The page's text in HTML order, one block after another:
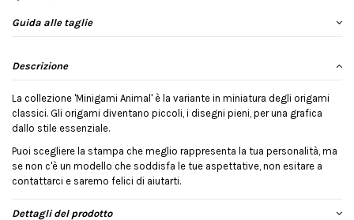
Guida alle taglie
Descrizione
La collezione 'Minigami Animal' è la variante in miniatura degli origami
classici. Gli origami diventano piccoli, i disegni pieni, per una grafica
dallo stile essenziale.
Puoi scegliere la stampa che meglio rappresenta la tua personalità, ma
se non c'è un modello che soddisfa le tue aspettative, non esitare a
contattarci e saremo felici di aiutarti.
Dettagli del prodotto